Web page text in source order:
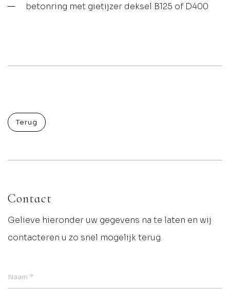
betonring met gietijzer deksel B125 of D400
Terug
Contact
Gelieve hieronder uw gegevens na te laten en wij
contacteren u zo snel mogelijk terug.
Naam *